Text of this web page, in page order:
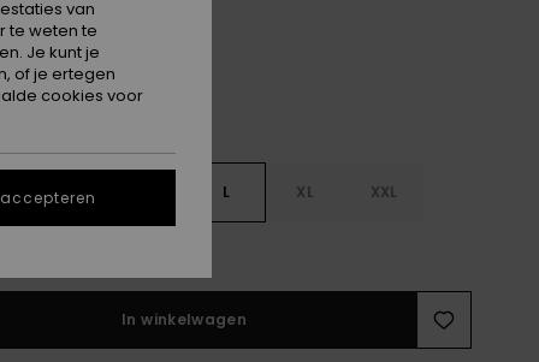
S L XL XXL
In winkelwagen
van
te weten te
Je kunt je
of je ertegen
cookies voor